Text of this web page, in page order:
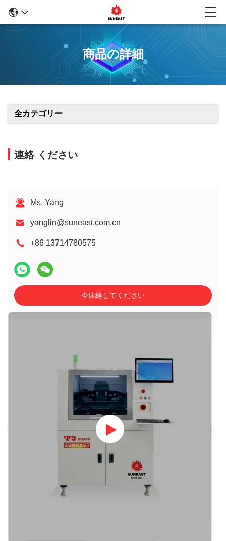
商品の詳細
全カテゴリー
連絡 ください
Ms. Yang
yanglin@suneast.com.cn
+86 13714780575
今連絡してください